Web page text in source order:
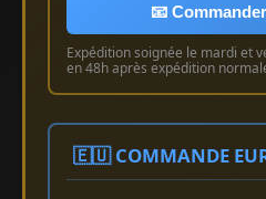
📧
Expédition soignée le mardi et
en 48h après expédition
🇪🇺 COMMANDE